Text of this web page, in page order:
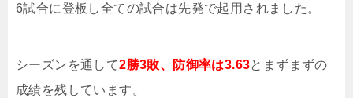
6試合に登板し全ての試合は先発で起用されました。
シーズンを通して2勝3敗、防御率は3.63とまずまずの
成績を残しています。